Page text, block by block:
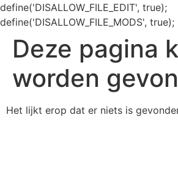
define('DISALLOW_FILE_EDIT', true);
define('DISALLOW_FILE_MODS', true);
Deze pagina
worden
Het lijkt erop dat er niets is